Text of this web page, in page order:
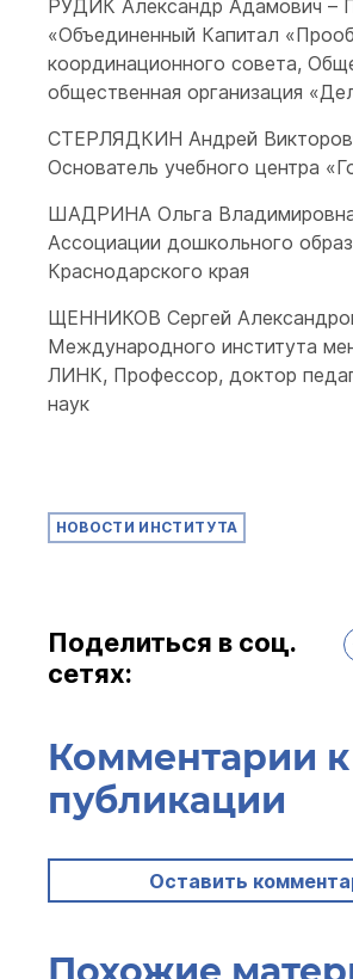
РУДИК Александр Адамович –
«Объединенный Капитал
координационного совета,
общественная организация
СТЕРЛЯДКИН Андрей
Основатель учебного центра
ШАДРИНА Ольга
Ассоциации дошкольного
Краснодарского края
ЩЕННИКОВ Сергей
Международного института
ЛИНК, Профессор, доктор
наук
НОВОСТИ ИНСТИТУТА
Поделиться в соц.
сетях:
Комментарии к
публикации
Оставить